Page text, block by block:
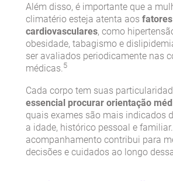
Além disso, é importante que a
climatério esteja atenta aos
cardiovasculares, como
obesidade, tabagismo e
ser avaliados periodicamente nas
médicas.5
Cada corpo tem suas
essencial procurar orientação
quais exames são mais indicados
a idade, histórico pessoal e
acompanhamento contribui para
decisões e cuidados ao longo